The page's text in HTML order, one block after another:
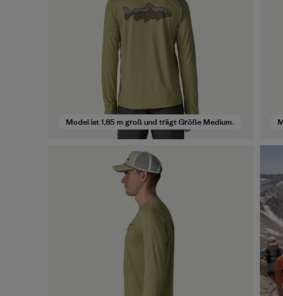
Model ist 1,85 m groß und trägt Größe Medium.